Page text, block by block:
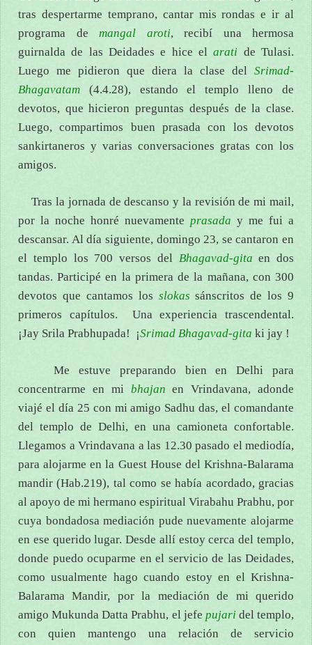
tras despertarme temprano, cantar mis rondas e ir al
programa de mangal aroti, recibí una hermosa
guirnalda de las Deidades e hice elarati de Tulasi.
Luego me pidieron que diera la clase del Srimad-
Bhagavatam (4.4.28), estando el templo lleno de
devotos, que hicieron preguntas después de la clase.
Luego, compartimos buen prasada con los devotos
sankirtaneros y varias conversaciones gratas con los
amigos.
Tras la jornada de descanso y la revisión de mi mail,
por la noche honré nuevamente prasada y me fui a
descansar. Al día siguiente, domingo 23, se cantaron en
el templo los 700 versos del Bhagavad-gita en dos
tandas. Participé en la primera de la mañana, con 300
devotos que cantamos los slokas sánscritos de los 9
primeros capítulos. Una experiencia trascendental.
¡Jay Srila Prabhupada! ¡Srimad Bhagavad-gita ki jay !
Me estuve preparando bien en Delhi para
concentrarme en mi bhajan en Vrindavana, adonde
viajé el día 25 con mi amigo Sadhu das, el comandante
del templo de Delhi, en una camioneta confortable.
Llegamos a Vrindavana a las 12.30 pasado el mediodía,
para alojarme en la Guest House del Krishna-Balarama
mandir (Hab.219), tal como se había acordado, gracias
al apoyo de mi hermano espiritual Virabahu Prabhu, por
cuya bondadosa mediación pude nuevamente alojarme
en ese querido lugar. Desde allí estoy cerca del templo,
donde puedo ocuparme en el servicio de las Deidades,
como usualmente hago cuando estoy en el Krishna-
Balarama Mandir, por la mediación de mi querido
amigo Mukunda Datta Prabhu, el jefe pujari del templo,
con quien mantengo una relación de servicio